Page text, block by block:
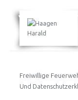
Freiwillige
Und